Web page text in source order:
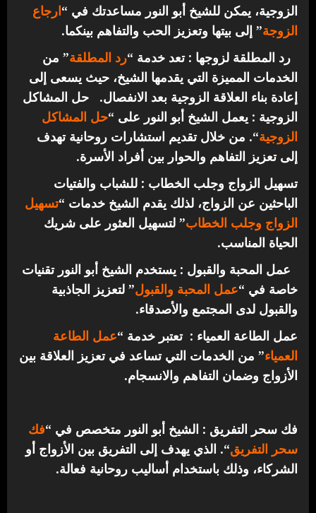
الزوجية، يمكن للشيخ أبو النور مساعدتك في “ارجاع
الزوجة” إلى بيتها وتعزيز الحب والتفاهم بينكما.
رد المطلقة لزوجها : تعد خدمة “رد المطلقة” من
الخدمات المميزة التي يقدمها الشيخ، حيث يسعى إلى
إعادة بناء العلاقة الزوجية بعد الانفصال.
حل المشاكل
الزوجية : يعمل الشيخ أبو النور على “حل المشاكل
الزوجية“. من خلال تقديم استشارات روحانية تهدف
إلى تعزيز التفاهم والحوار بين أفراد الأسرة.
تسهيل الزواج وجلب الخطاب : للشباب والفتيات
الباحثين عن الزواج، لذلك يقدم الشيخ خدمات “تسهيل
الزواج وجلب الخطاب” لتسهيل العثور على شريك
الحياة المناسب.
عمل المحبة والقبول : يستخدم الشيخ أبو النور تقنيات
خاصة في “عمل المحبة والقبول” لتعزيز الجاذبية
والقبول لدى المجتمع والأصدقاء.
عمل الطاعة العمياء : تعتبر خدمة “عمل الطاعة
العمياء” من الخدمات التي تساعد في تعزيز العلاقة بين
الأزواج وضمان التفاهم والانسجام.
فك سحر التفريق : الشيخ أبو النور متخصص في “فك
سحر التفريق“. الذي يهدف إلى التفريق بين الأزواج أو
الشركاء، وذلك باستخدام أساليب روحانية فعالة.